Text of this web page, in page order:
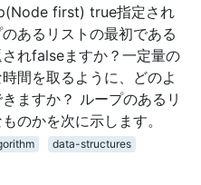
first) true指定され
あるリストの最初である
れfalseますか？一定量の
間を取るように、どのよ
ますか？ ループのあるリ
のかを次に示します。
data-structures